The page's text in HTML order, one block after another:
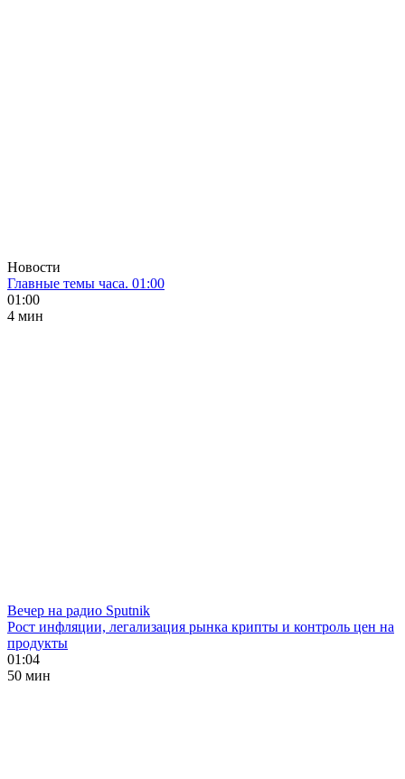
Новости
Главные темы часа. 01:00
01:00
4 мин
Вечер на радио Sputnik
Рост инфляции, легализация рынка крипты и контроль цен на
продукты
01:04
50 мин